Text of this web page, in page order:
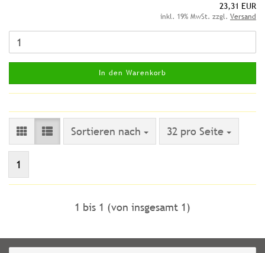
23,31 EUR
inkl. 19% MwSt. zzgl. Versand
In den Warenkorb
Sortieren nach
Sortieren nach 32 pro Seite
pro Seite
1
1 bis 1 (von insgesamt 1)